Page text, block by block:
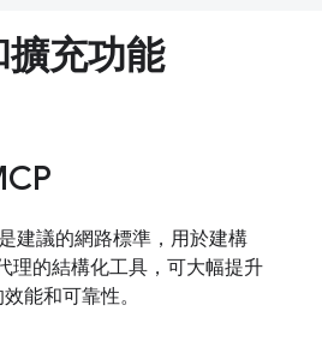
擴充功能
建議的網路標準，用於建構
理的結構化工具，可大幅提升
能和可靠性。